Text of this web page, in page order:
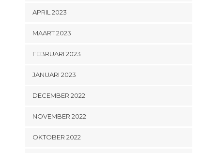
APRIL 2023
MAART 2023
FEBRUARI 2023
JANUARI 2023
DECEMBER 2022
NOVEMBER 2022
OKTOBER 2022